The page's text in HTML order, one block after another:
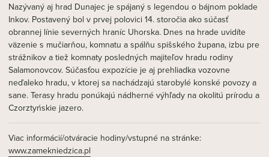
Nazývaný aj hrad Dunajec je spájaný s legendou o bájnom poklade
Inkov. Postavený bol v prvej polovici 14. storočia ako súčasť
obrannej línie severných hraníc Uhorska. Dnes na hrade uvidíte
väzenie s mučiarňou, komnatu a spálňu spišského župana, izbu pre
strážnikov a tiež komnaty posledných majiteľov hradu rodiny
Salamonovcov. Súčasťou expozície je aj prehliadka vozovne
neďaleko hradu, v ktorej sa nachádzajú starobylé konské povozy a
sane. Terasy hradu ponúkajú nádherné výhľady na okolitú prírodu a
Czorztyńskie jazero.
Viac informácií/otváracie hodiny/vstupné na stránke:
www.zamekniedzica.pl